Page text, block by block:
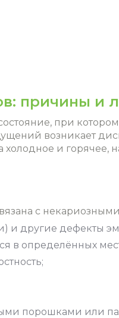
причины и
при
возникает
холодное и
с
и другие дефекты
в определённых
порошками или